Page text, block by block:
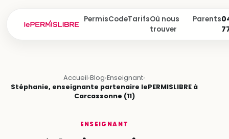
PermisCodeTarifsOù nous
trouver
Parents
Accueil›Blog›Enseignant›
Stéphanie, enseignante partenaire lePERMISLIBRE à
Carcassonne (11)
ENSEIGNANT